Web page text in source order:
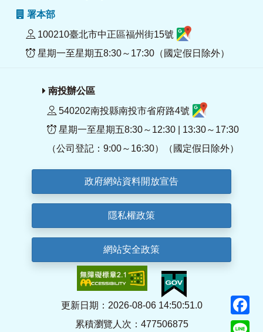
署本部
100210臺北市中正區福州街15號
星期一至星期五8:30～17:30（國定假日除外）
南投辦公區
540202南投縣南投市省府路4號
星期一至星期五8:30～12:30 | 13:30～17:30
（公司登記：9:00～16:30）（國定假日除外）
政府網站資料開放宣告
隱私權政策
網站安全政策
更新日期：2026-08-06 14:50:51.0
累積瀏覽人次：477506875